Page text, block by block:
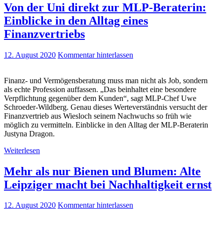
Von der Uni direkt zur MLP-Beraterin:
Einblicke in den Alltag eines
Finanzvertriebs
12. August 2020 Kommentar hinterlassen
Finanz- und Vermögensberatung muss man nicht als Job, sondern
als echte Profession auffassen. „Das beinhaltet eine besondere
Verpflichtung gegenüber dem Kunden“, sagt MLP-Chef Uwe
Schroeder-Wildberg. Genau dieses Werteverständnis versucht der
Finanzvertrieb aus Wiesloch seinem Nachwuchs so früh wie
möglich zu vermitteln. Einblicke in den Alltag der MLP-Beraterin
Justyna Dragon.
Weiterlesen
Mehr als nur Bienen und Blumen: Alte
Leipziger macht bei Nachhaltigkeit ernst
12. August 2020 Kommentar hinterlassen